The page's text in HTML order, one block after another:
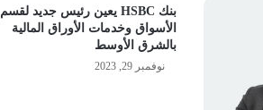
بنك HSBC يعين رئيس جديد لقسم
الأسواق وخدمات الأوراق المالية
بالشرق الأوسط
نوفمبر 29, 2023